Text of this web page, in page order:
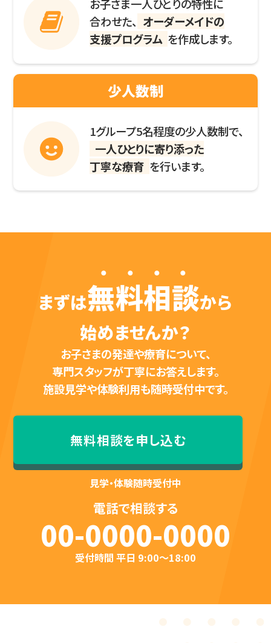
お子さま一人ひとりの特性に
合わせた、 オーダーメイドの
支援プログラム を作成します。
少人数制
1グループ5名程度の少人数制で、
一人ひとりに寄り添った
丁寧な療育 を行います。
まずは無料相談から
始めませんか？
お子さまの発達や療育について、
専門スタッフが丁寧にお答えします。
施設見学や体験利用も随時受付中です。
無料相談を申し込む
見学・体験随時受付中
電話で相談する
00-0000-0000
受付時間 平日 9:00〜18:00